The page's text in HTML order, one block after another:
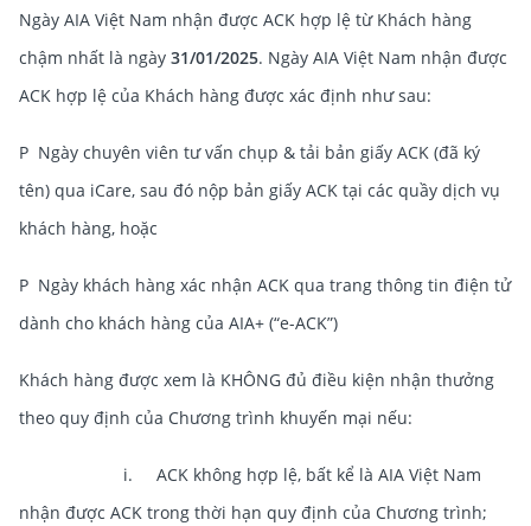
Ngày AIA Việt Nam nhận được ACK hợp lệ từ Khách hàng
chậm nhất là ngày 31/01/2025. Ngày AIA Việt Nam nhận được
ACK hợp lệ của Khách hàng được xác định như sau:
P Ngày chuyên viên tư vấn chụp & tải bản giấy ACK (đã ký
tên) qua iCare, sau đó nộp bản giấy ACK tại các quầy dịch vụ
khách hàng, hoặc
P Ngày khách hàng xác nhận ACK qua trang thông tin điện tử
dành cho khách hàng của AIA+ (“e-ACK”)
Khách hàng được xem là KHÔNG đủ điều kiện nhận thưởng
theo quy định của Chương trình khuyến mại nếu:
i. ACK không hợp lệ, bất kể là AIA Việt Nam
nhận được ACK trong thời hạn quy định của Chương trình;